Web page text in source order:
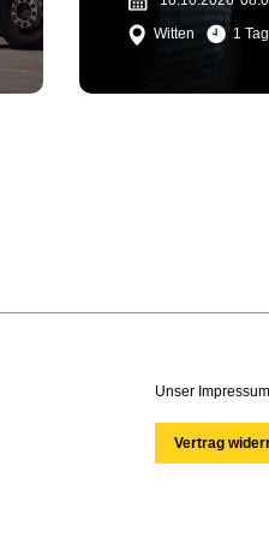
Witten
1 Tag
Unser Impressum
Vertrag